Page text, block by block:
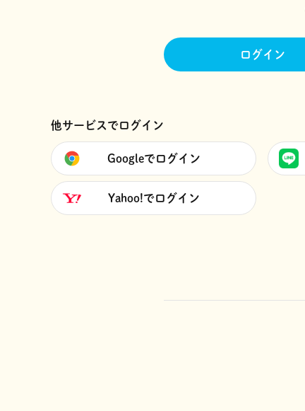
ログイン
他サービスでログイン
Googleでログイン
Yahoo!でログイン